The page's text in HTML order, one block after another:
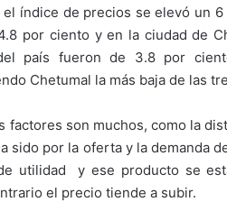
índice de precios se elevó un
por ciento y en la ciudad de
país fueron de 3.8 por
Chetumal la más baja de las
factores son muchos, como la
sido por la oferta y la demanda
utilidad y ese producto se
el precio tiende a subir.